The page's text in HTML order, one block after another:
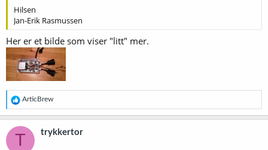
Hilsen
Jan-Erik Rasmussen
Her er et bilde som viser "litt" mer.
R
e
a
k
s
ArticBrew
T trykkertor